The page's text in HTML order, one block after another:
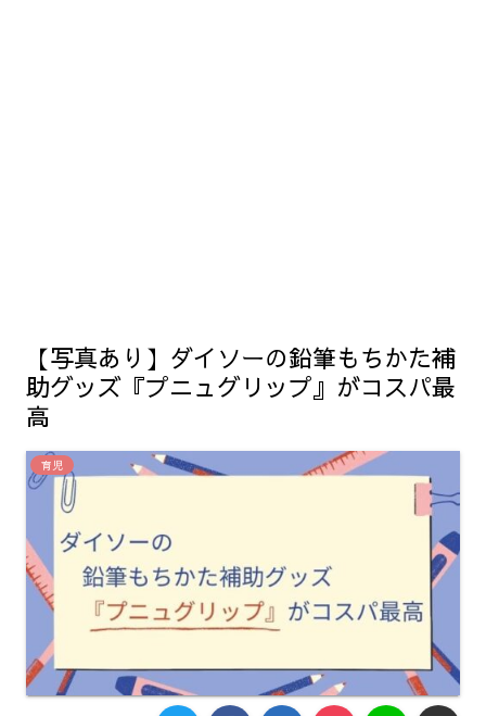
【写真あり】ダイソーの鉛筆もちかた補
助グッズ『プニュグリップ』がコスパ最
高
育児